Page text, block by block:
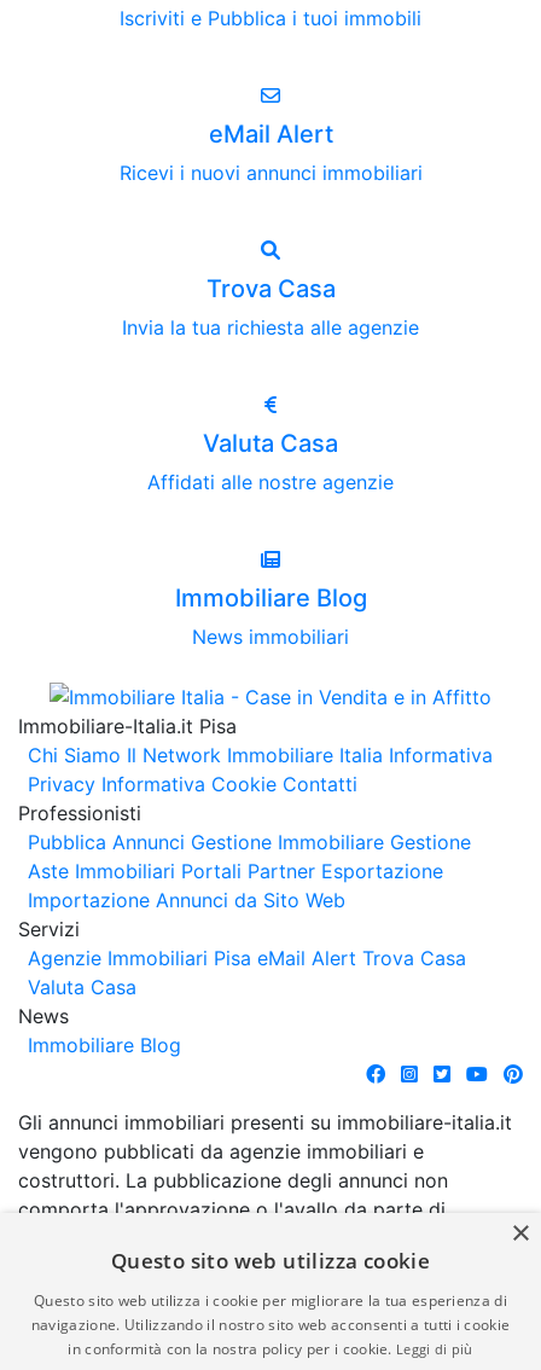
Iscriviti e Pubblica i tuoi immobili
eMail Alert
Ricevi i nuovi annunci immobiliari
Trova Casa
Invia la tua richiesta alle agenzie
Valuta Casa
Affidati alle nostre agenzie
Immobiliare Blog
News immobiliari
Immobiliare-Italia.it Pisa
Chi Siamo Il Network Immobiliare Italia Informativa
Privacy Informativa Cookie Contatti
Professionisti
Pubblica Annunci Gestione Immobiliare Gestione
Aste Immobiliari Portali Partner Esportazione
Importazione Annunci da Sito Web
Servizi
Agenzie Immobiliari Pisa eMail Alert Trova Casa
Valuta Casa
News
Immobiliare Blog
Gli annunci immobiliari presenti su immobiliare-italia.it
vengono pubblicati da agenzie immobiliari e
costruttori. La pubblicazione degli annunci non
comporta l'approvazione o l'avallo da parte di
garanzia da parte di quest'ultima. immobiliare-italia.it
quindi non è responsabile della veridicità, della
correttezza, della completezza, della normativa in
materia di privacy e/o di alcun altro aspetto dei
×
Questo sito web utilizza cookie
Questo sito web utilizza i cookie per migliorare la tua esperienza di
navigazione. Utilizzando il nostro sito web acconsenti a tutti i cookie
in conformità con la nostra policy per i cookie. Leggi di più